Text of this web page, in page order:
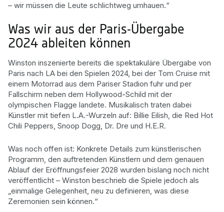
– wir müssen die Leute schlichtweg umhauen.“
Was wir aus der Paris-Übergabe
2024 ableiten können
Winston inszenierte bereits die spektakuläre Übergabe von
Paris nach LA bei den Spielen 2024, bei der Tom Cruise mit
einem Motorrad aus dem Pariser Stadion fuhr und per
Fallschirm neben dem Hollywood-Schild mit der
olympischen Flagge landete. Musikalisch traten dabei
Künstler mit tiefen L.A.-Wurzeln auf: Billie Eilish, die Red Hot
Chili Peppers, Snoop Dogg, Dr. Dre und H.E.R.
Was noch offen ist: Konkrete Details zum künstlerischen
Programm, den auftretenden Künstlern und dem genauen
Ablauf der Eröffnungsfeier 2028 wurden bislang noch nicht
veröffentlicht – Winston beschrieb die Spiele jedoch als
„einmalige Gelegenheit, neu zu definieren, was diese
Zeremonien sein können.“